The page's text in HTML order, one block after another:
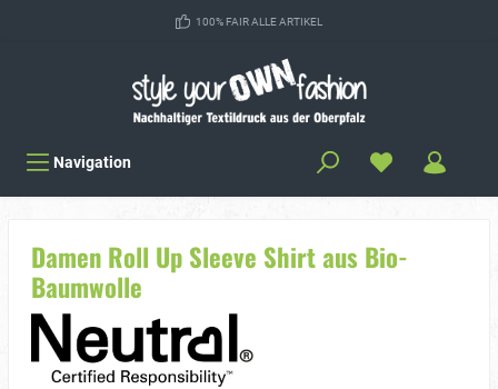
100% FAIR ALLE ARTIKEL
Navigation
Damen Roll Up Sleeve Shirt aus Bio-
Baumwolle